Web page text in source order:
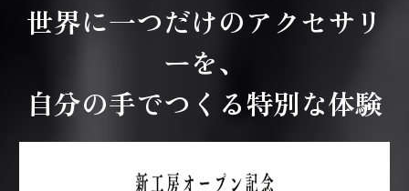
世界に一つだけのアクセサリ
ーを、
自分の手でつくる特別な体験